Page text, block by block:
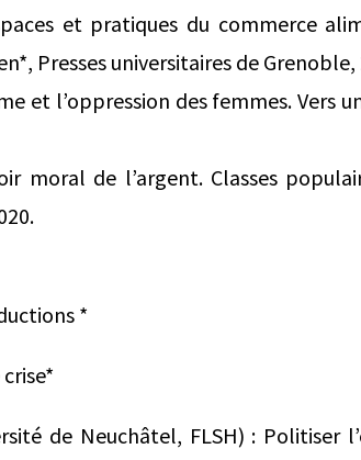
et pratiques du commerce
Presses universitaires de Grenoble,
et l’oppression des femmes. Vers
moral de l’argent. Classes
*
de Neuchâtel, FLSH) : Politiser